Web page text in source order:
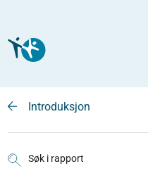
Introduksjon
Søk i rapport